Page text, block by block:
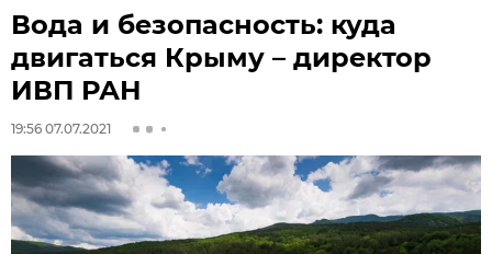
Вода и безопасность: куда
двигаться Крыму – директор
ИВП РАН
19:56 07.07.2021